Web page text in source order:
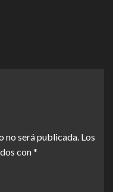
no será publicada. Los
con*